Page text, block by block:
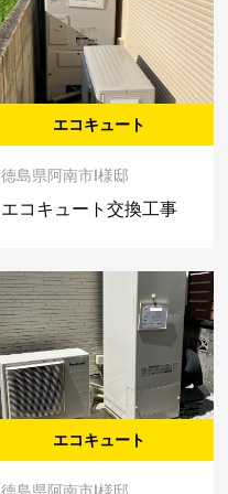
エコキュート
徳島県阿南市I様邸
エコキュート交換工事
エコキュート
徳島県阿南市I様邸